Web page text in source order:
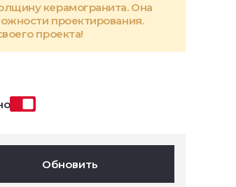
керамогранита. Она
проектирования.
проекта!
Обновить